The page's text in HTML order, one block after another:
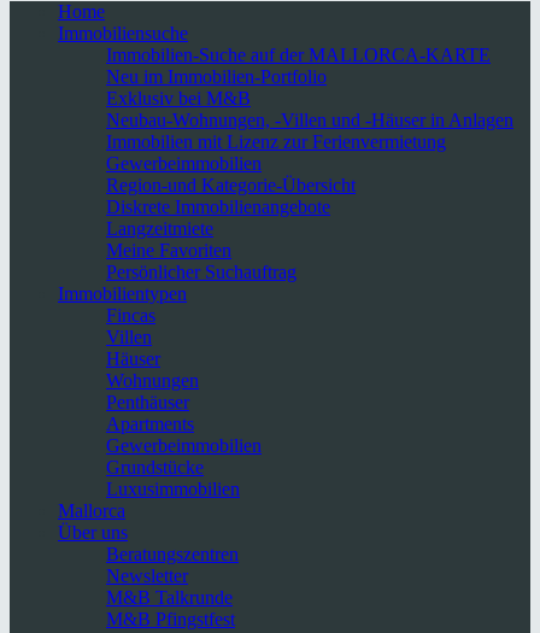
Home
Immobiliensuche
Immobilien-Suche auf der MALLORCA-KARTE
Neu im Immobilien-Portfolio
Exklusiv bei M&B
Neubau-Wohnungen, -Villen und -Häuser in Anlagen
Immobilien mit Lizenz zur Ferienvermietung
Gewerbeimmobilien
Region-und Kategorie-Übersicht
Diskrete Immobilienangebote
Langzeitmiete
Meine Favoriten
Persönlicher Suchauftrag
Immobilientypen
Fincas
Villen
Häuser
Wohnungen
Penthäuser
Apartments
Gewerbeimmobilien
Grundstücke
Luxusimmobilien
Mallorca
Über uns
Beratungszentren
Newsletter
M&B Talkrunde
M&B Pfingstfest